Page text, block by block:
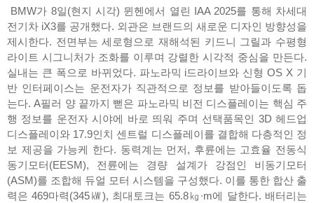
BMW가 8일(현지 시각) 뮌헨에서 열린 IAA 2025를 통해 차세대
전기차 iX3를 공개했다. 외관은 브랜드의 새로운 디자인 방향성을
제시한다. 전면부는 세로형으로 재해석된 키드니 그릴과 수평형
라이트 시그니처가 조화를 이루며 강렬한 시각적 중심을 만든다.
실내는 큰 폭으로 바뀌었다. 파노라믹 i드라이브와 신형 OS X 기
반 인터페이스는 운전자가 직관적으로 정보를 받아들이도록 돕
는다. A필러 양 끝까지 뻗은 파노라믹 비전 디스플레이는 핵심 주
행 정보를 운전자 시야에 바로 띄워 주며 선택품목인 3D 헤드업
디스플레이와 17.9인치 센트럴 디스플레이를 결합해 다층적인 정
보 제공을 가능케 한다. 동력계는 먼저, 후륜에는 고효율 전동식
동기모터(EESM), 전륜에는 경량 설계가 강점인 비동기모터
(ASM)를 조합해 듀얼 모터 시스템을 구성했다. 이를 통한 합산 출
력은 469마력(345㎾), 최대토크는 65.8㎏∙m에 달한다. 배터리는